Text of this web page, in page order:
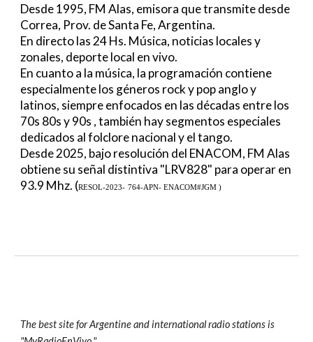
Desde 1995, FM Alas, emisora que transmite desde
Correa, Prov. de Santa Fe, Argentina.
En directo las 24 Hs. Música, noticias locales y
zonales, deporte local en vivo.
En cuanto a la música, la programación contiene
especialmente los géneros rock y pop anglo y
latinos, siempre enfocados en las décadas entre los
70s 80s y 90s , también hay segmentos especiales
dedicados al folclore nacional y el tango.
Desde 2025, bajo resolución del ENACOM, FM Alas
obtiene su señal distintiva "LRV828" para operar en
93.9 Mhz. (RESOL-2023- 764-APN- ENACOM#JGM )
The best site for Argentine and international radio stations is